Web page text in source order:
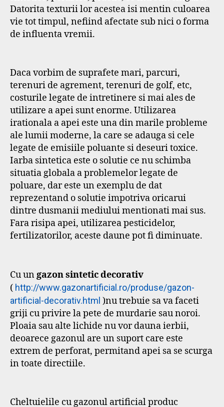
Datorita texturii lor acestea isi mentin culoarea
vie tot timpul, nefiind afectate sub nici o forma
de influenta vremii.
Daca vorbim de suprafete mari, parcuri,
terenuri de agrement, terenuri de golf, etc,
costurile legate de intretinere si mai ales de
utilizare a apei sunt enorme. Utilizarea
irationala a apei este una din marile probleme
ale lumii moderne, la care se adauga si cele
legate de emisiile poluante si deseuri toxice.
Iarba sintetica este o solutie ce nu schimba
situatia globala a problemelor legate de
poluare, dar este un exemplu de dat
reprezentand o solutie impotriva oricarui
dintre dusmanii mediului mentionati mai sus.
Fara risipa apei, utilizarea pesticidelor,
fertilizatorilor, aceste daune pot fi diminuate.
Cu un gazon sintetic decorativ
( http://www.gazonartificial.ro/produse/gazon-
artificial-decorativ.html )nu trebuie sa va faceti
griji cu privire la pete de murdarie sau noroi.
Ploaia sau alte lichide nu vor dauna ierbii,
deoarece gazonul are un suport care este
extrem de perforat, permitand apei sa se scurga
in toate directiile.
Cheltuielile cu gazonul artificial produc